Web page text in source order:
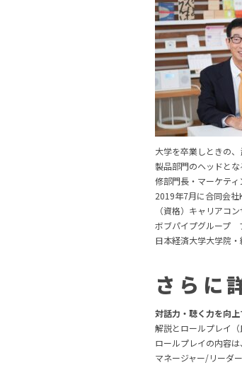
大学を卒業しときの
製品部門のヘッドと
修部門長・マーケティ
2019年7月に合同会
（資格）キャリアコ
ボブパイプグループ
日本経済大学大学院
さらに
対話力・聴く力を向
解説とロールプレイ（
ロールプレイの内容
マネージャー/リーダ